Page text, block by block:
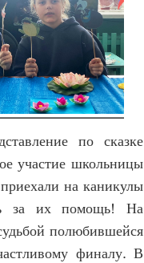
по сказке
участие школьницы
на каникулы
за их помощь! На
полюбившейся
финалу. В